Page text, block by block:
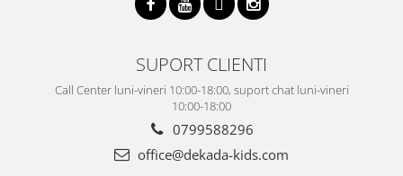
SUPORT CLIENTI
Call Center luni-vineri 10:00-18:00, suport chat luni-vineri
10:00-18:00
0799588296
office@dekada-kids.com